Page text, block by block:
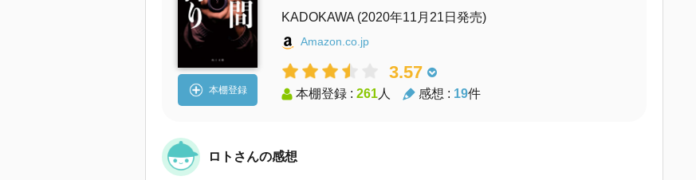
本棚登録
KADOKAWA (2020年11月21日発売)
Amazon.co.jp
3.57
本棚登録 : 261人 感想 : 19件
ロトさんの感想